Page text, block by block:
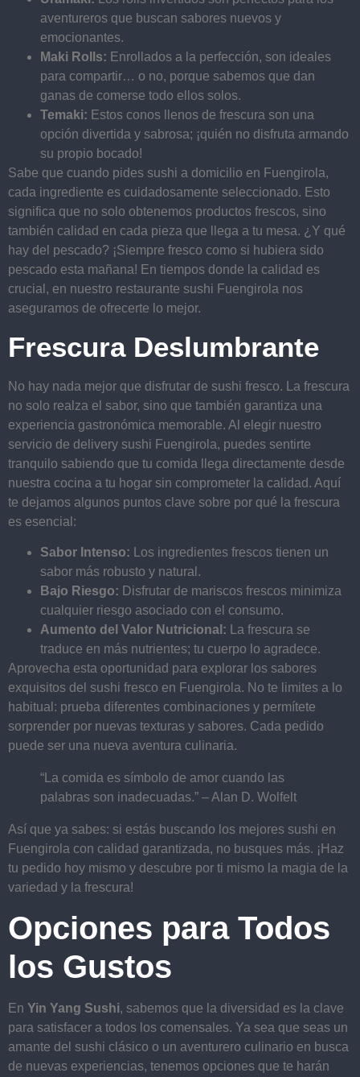
aventureros que buscan sabores nuevos y
emocionantes.
Maki Rolls: Enrollados a la perfección, son ideales
para compartir… o no, porque sabemos que dan
ganas de comerse todo ellos solos.
Temaki: Estos conos llenos de frescura son una
opción divertida y sabrosa; ¡quién no disfruta armando
su propio bocado!
Sabe que cuando pides sushi a domicilio en Fuengirola,
cada ingrediente es cuidadosamente seleccionado. Esto
significa que no solo obtenemos productos frescos, sino
también calidad en cada pieza que llega a tu mesa. ¿Y qué
hay del pescado? ¡Siempre fresco como si hubiera sido
pescado esta mañana! En tiempos donde la calidad es
crucial, en nuestro restaurante sushi Fuengirola nos
aseguramos de ofrecerte lo mejor.
Frescura Deslumbrante
No hay nada mejor que disfrutar de sushi fresco. La frescura
no solo realza el sabor, sino que también garantiza una
experiencia gastronómica memorable. Al elegir nuestro
servicio de delivery sushi Fuengirola, puedes sentirte
tranquilo sabiendo que tu comida llega directamente desde
nuestra cocina a tu hogar sin comprometer la calidad. Aquí
te dejamos algunos puntos clave sobre por qué la frescura
es esencial:
Sabor Intenso: Los ingredientes frescos tienen un
sabor más robusto y natural.
Bajo Riesgo: Disfrutar de mariscos frescos minimiza
cualquier riesgo asociado con el consumo.
Aumento del Valor Nutricional: La frescura se
traduce en más nutrientes; tu cuerpo lo agradece.
Aprovecha esta oportunidad para explorar los sabores
exquisitos del sushi fresco en Fuengirola. No te limites a lo
habitual: prueba diferentes combinaciones y permítete
sorprender por nuevas texturas y sabores. Cada pedido
puede ser una nueva aventura culinaria.
“La comida es símbolo de amor cuando las
palabras son inadecuadas.” – Alan D. Wolfelt
Así que ya sabes: si estás buscando los mejores sushi en
Fuengirola con calidad garantizada, no busques más. ¡Haz
tu pedido hoy mismo y descubre por ti mismo la magia de la
variedad y la frescura!
Opciones para Todos
los Gustos
En Yin Yang Sushi, sabemos que la diversidad es la clave
para satisfacer a todos los comensales. Ya sea que seas un
amante del sushi clásico o un aventurero culinario en busca
de nuevas experiencias, tenemos opciones que te harán